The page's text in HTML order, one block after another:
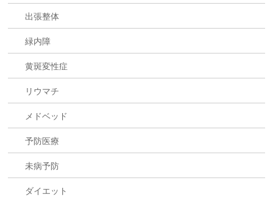
出張整体
緑内障
黄斑変性症
リウマチ
メドベッド
予防医療
未病予防
ダイエット